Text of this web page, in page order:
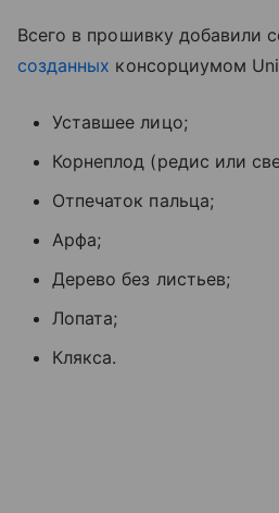
Всего в прошивку добавили
созданных консорциумом
Уставшее лицо;
Корнеплод (редис или
Отпечаток пальца;
Арфа;
Дерево без листьев;
Лопата;
Клякса.